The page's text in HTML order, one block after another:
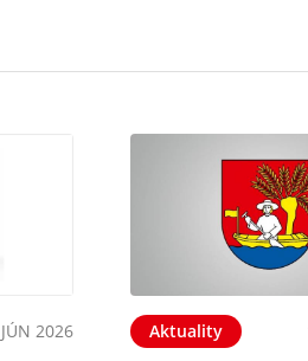
2026 Aktuality